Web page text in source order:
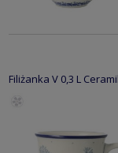
Filiżanka V 0,3 L